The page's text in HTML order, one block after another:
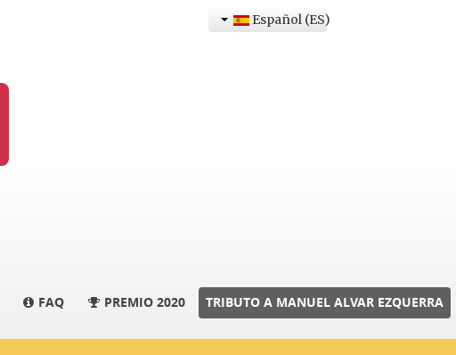
Español (ES)
FAQ PREMIO 2020 TRIBUTO A MANUEL ALVAR EZQUERRA